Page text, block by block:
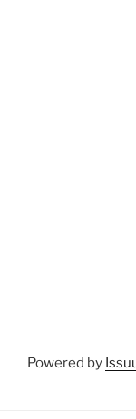
Powered by